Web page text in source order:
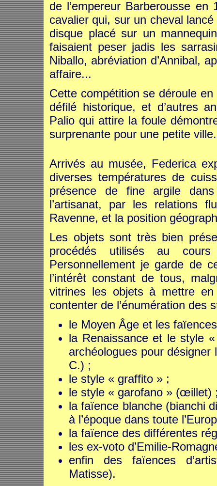
de l’empereur Barberousse
cavalier qui, sur un cheval
disque placé sur un
faisaient peser jadis les
Niballo, abréviation d’Annibal,
affaire...
Cette compétition se déroule en
défilé historique, et d’autres
Palio qui attire la foule
surprenante pour une petite ville.
Arrivés au musée, Federica
diverses températures de
présence de fine argile
l’artisanat, par les relations
Ravenne, et la position
Les objets sont très bien
procédés utilisés au
Personnellement je garde de
l’intérêt constant de tous,
vitrines les objets à mettre
contenter de l’énumération des
le Moyen Âge et les
la Renaissance et le style
archéologues pour
C.) ;
le style « graffito » ;
le style « garofano » (œillet)
la faïence blanche (bianchi
à l’époque dans toute
la faïence des différentes
les ex-voto d’Emilie-
enfin des faïences
Matisse).